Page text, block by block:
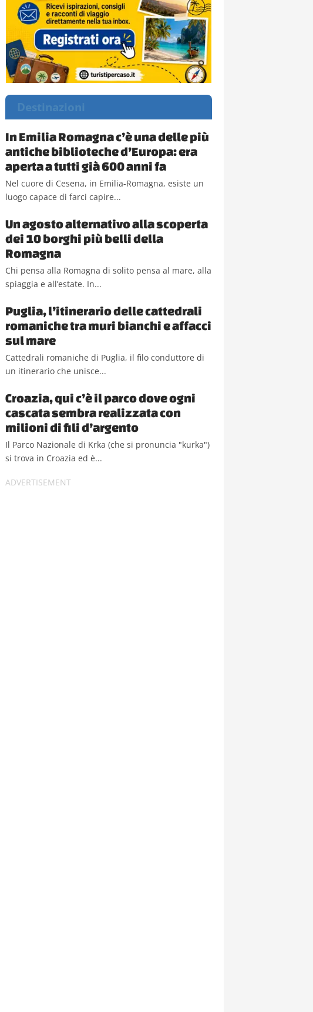
Destinazioni
In Emilia Romagna c’è una delle più
antiche biblioteche d’Europa: era
aperta a tutti già 600 anni fa
Nel cuore di Cesena, in Emilia-Romagna, esiste un
luogo capace di farci capire...
Un agosto alternativo alla scoperta
dei 10 borghi più belli della
Romagna
Chi pensa alla Romagna di solito pensa al mare, alla
spiaggia e all’estate. In...
Puglia, l’itinerario delle cattedrali
romaniche tra muri bianchi e affacci
sul mare
Cattedrali romaniche di Puglia, il filo conduttore di
un itinerario che unisce...
Croazia, qui c’è il parco dove ogni
cascata sembra realizzata con
milioni di fili d’argento
Il Parco Nazionale di Krka (che si pronuncia "kurka")
si trova in Croazia ed è...